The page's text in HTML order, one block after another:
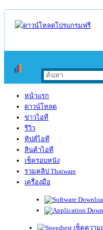
หน้าแรก
ดาวน์โหลด
ข่าวไอที
รีวิว
ทิปส์ไอที
สินค้าไอที
เช็ครอบหนัง
รวมคลิป Thaiware
เครื่องมือ
เช็คความ